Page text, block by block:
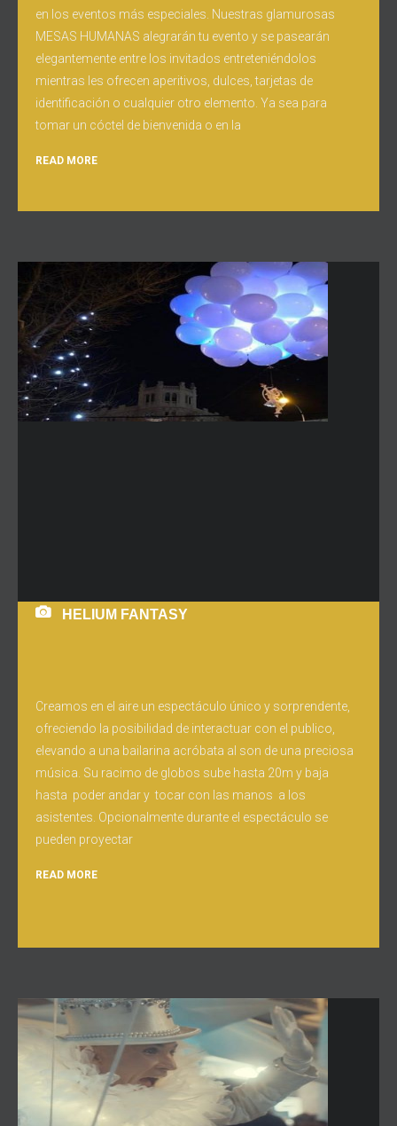
en los eventos más especiales. Nuestras glamurosas
MESAS HUMANAS alegrarán tu evento y se pasearán
elegantemente entre los invitados entreteniéndolos
mientras les ofrecen aperitivos, dulces, tarjetas de
identificación o cualquier otro elemento. Ya sea para
tomar un cóctel de bienvenida o en la
READ MORE
HELIUM FANTASY
Creamos en el aire un espectáculo único y sorprendente,
ofreciendo la posibilidad de interactuar con el publico,
elevando a una bailarina acróbata al son de una preciosa
música. Su racimo de globos sube hasta 20m y baja
hasta poder andar y tocar con las manos a los
asistentes. Opcionalmente durante el espectáculo se
pueden proyectar
READ MORE